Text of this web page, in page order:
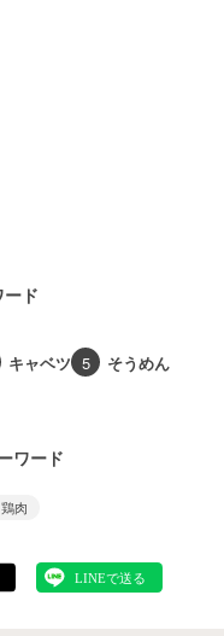
ド
キャベツ 5 そうめん
ワード
鶏肉